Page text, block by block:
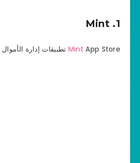
1. Mint
Mint App Store تطبيقات إدارة الأموال Pic آيفون